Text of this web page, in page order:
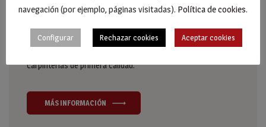
puertas con sistemas KÖMMERLING de PVC en Calahorra, La
carpinterías de primera calidad.
MÁS INFORMACIÓN
navegación (por ejemplo, páginas visitadas). Política de cookies.
Configurar Rechazar cookies Aceptar cookies